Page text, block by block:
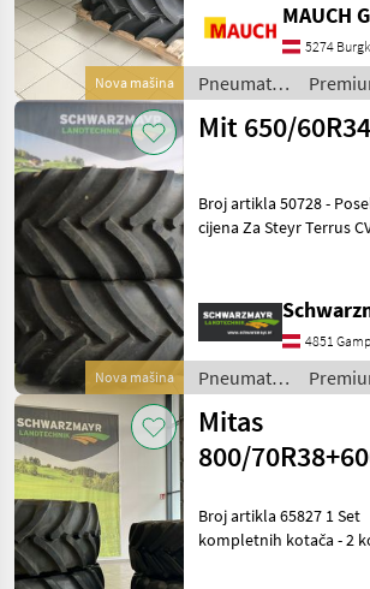
Nova mašina
vam mogao posvetiti
dovoljno vremena, molim
vas da zaka
5274
Pneumatici/
Gume/
Naplatci /
Nova mašina
Mit 650/60R34
Broj artikla 50728 - Posebna
cijena Za Steyr Terrus
650/60R34 Mitas Super
Flexion - s indeksom
nosivosti 159/162 -
4851
Pneumatici/
Gume/
Naplatci /
Mitas
Mitas
800/
Broj artikla 65827 1 Set
kompletnih kotača - 2 kom.